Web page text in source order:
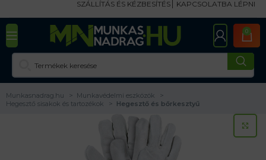
SZÁLLÍTÁS ÉS KÉZBESÍTÉS KAPCSOLATBA LÉPNI
0
Munkasnadrag.hu
Munkavédelmi eszközök
Hegesztő sisakok és tartozékok
Hegesztő és bőrkesztyű